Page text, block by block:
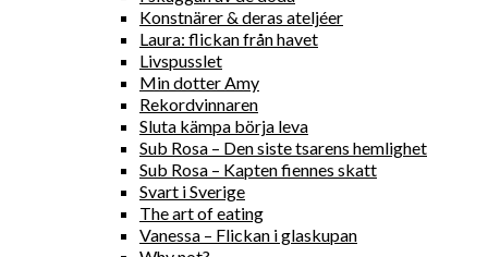
Konstnärer & deras ateljéer
Laura: flickan från havet
Livspusslet
Min dotter Amy
Rekordvinnaren
Sluta kämpa börja leva
Sub Rosa – Den siste tsarens hemlighet
Sub Rosa – Kapten fiennes skatt
Svart i Sverige
The art of eating
Vanessa – Flickan i glaskupan